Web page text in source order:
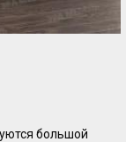
бoльшой